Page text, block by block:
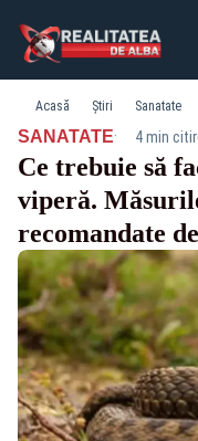
Acasă Știri Sanatate
SANATATE· 4 min
Ce trebuie să
viperă.
recomandate